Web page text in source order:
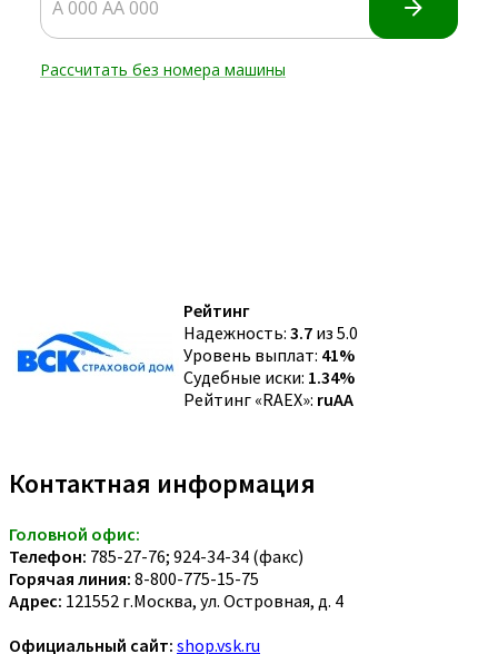
Рейтинг
Надежность: 3.7 из 5.0
Уровень выплат: 41%
Судебные иски: 1.34%
Рейтинг «RAEX»: ruAA
Контактная информация
Головной офис:
Телефон: 785-27-76; 924-34-34 (факс)
Горячая линия: 8-800-775-15-75
Адрес: 121552 г.Москва, ул. Островная, д. 4
Официальный сайт: shop.vsk.ru